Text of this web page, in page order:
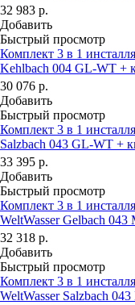
32 983 р.
Добавить
Быстрый просмотр
Комплект 3 в 1
Kehlbach 004 GL-WT +
30 076 р.
Добавить
Быстрый просмотр
Комплект 3 в 1
Salzbach 043 GL-WT +
33 395 р.
Добавить
Быстрый просмотр
Комплект 3 в 1
WeltWasser Gelbach
32 318 р.
Добавить
Быстрый просмотр
Комплект 3 в 1
WeltWasser Salzbach